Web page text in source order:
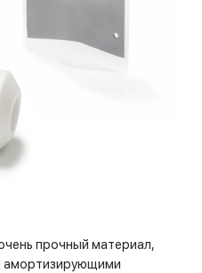
прочный материал,